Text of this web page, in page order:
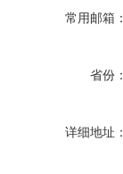
常用邮箱：
省份：
详细地址：